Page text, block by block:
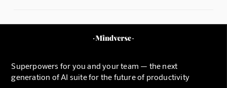
Superpowers for you and your team — the next
generation of AI suite for the future of productivity